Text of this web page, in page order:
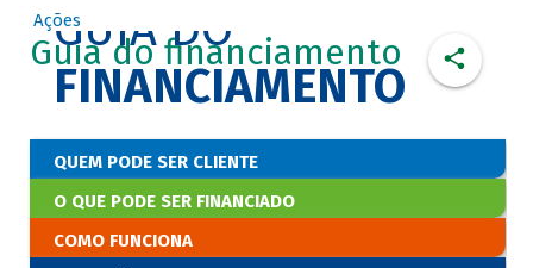
Ações
Guia do financiamento
GUIA DO
FINANCIAMENTO
QUEM PODE SER CLIENTE
O QUE PODE SER FINANCIADO
COMO FUNCIONA